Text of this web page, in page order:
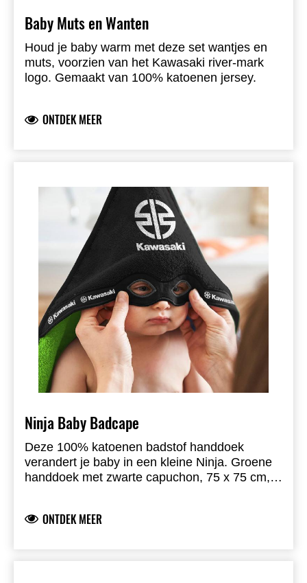
Baby Muts en Wanten
Houd je baby warm met deze set wantjes en
muts, voorzien van het Kawasaki river-mark
logo. Gemaakt van 100% katoenen jersey.
ONTDEK MEER
Ninja Baby Badcape
Deze 100% katoenen badstof handdoek
verandert je baby in een kleine Ninja. Groene
handdoek met zwarte capuchon, 75 x 75 cm,
ONTDEK MEER